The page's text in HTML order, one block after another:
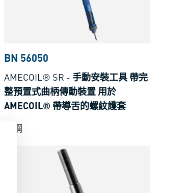
BN 56050
AMECOIL® SR -手動安裝工具 帶完
整預置式曲柄傳動裝置 用於
AMECOIL® 帶導舌的螺紋護套
碳鋼